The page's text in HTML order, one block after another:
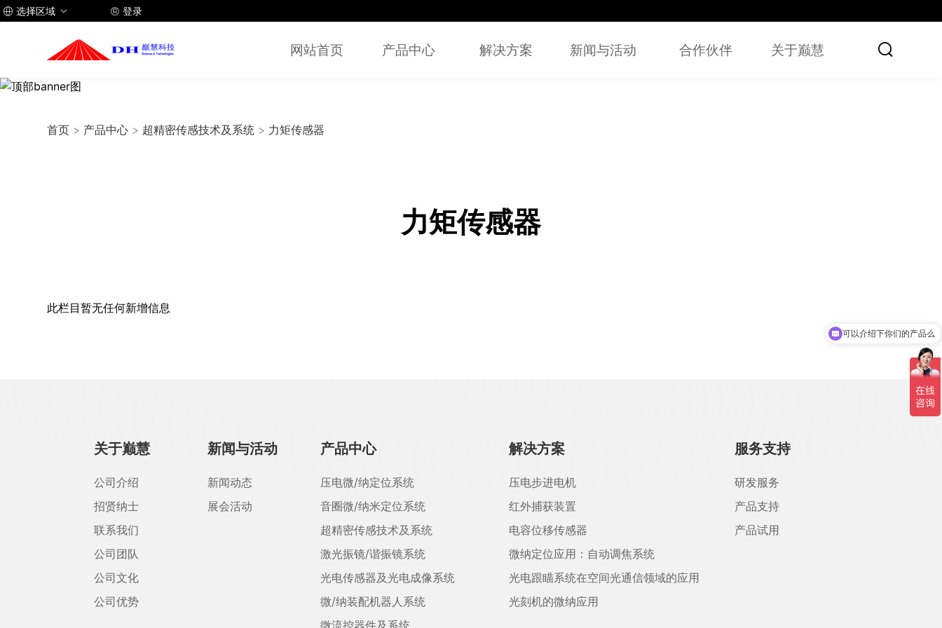
 选择区域   登录
网站首页 产品中心 解决方案 新闻与活动 合作伙伴 关于巅慧 
首页 > 产品中心 > 超精密传感技术及系统 > 力矩传感器
力矩传感器
此栏目暂无任何新增信息
关于巅慧
公司介绍
招贤纳士
联系我们
公司团队
公司文化
公司优势
新闻与活动
新闻动态
展会活动
产品中心
压电微/纳定位系统
音圈微/纳米定位系统
超精密传感技术及系统
激光振镜/谐振镜系统
光电传感器及光电成像系统
微/纳装配机器人系统
微流控器件及系统
解决方案
压电步进电机
红外捕获装置
电容位移传感器
微纳定位应用：自动调焦系统
光电跟瞄系统在空间光通信领域的应用
光刻机的微纳应用
服务支持
研发服务
产品支持
产品试用
可以介绍下你们的产品么